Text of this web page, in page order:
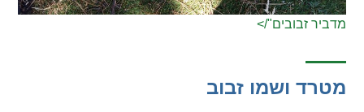
מדביר זבובים"/>
מטרד ושמו זבוב